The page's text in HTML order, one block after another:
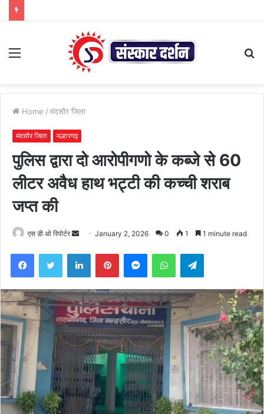
Menu
Home / मंदसौर जिला
मंदसौर जिला मल्हारगढ़
पुलिस द्वारा दो आरोपीगणो के कब्जे से 60
लीटर अवैध हाथ भट्टी की कच्ची शराब
जप्त की
एस डी ओ रिपोर्टर
Send January 2, 2026 0 1 1 minute read
FacebookTwitter LinkedInPinterestMessengerWhatsAppTelegram